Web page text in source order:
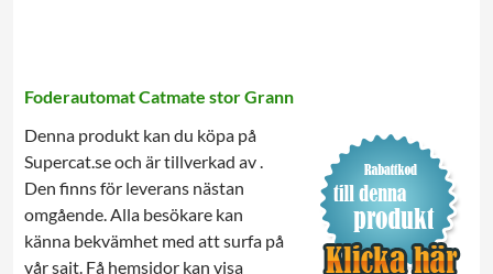
Foderautomat Catmate stor Grann
Denna produkt kan du köpa på
Supercat.se och är tillverkad av .
Den finns för leverans nästan
omgående. Alla besökare kan
känna bekvämhet med att surfa på
vår sajt. Få hemsidor kan visa